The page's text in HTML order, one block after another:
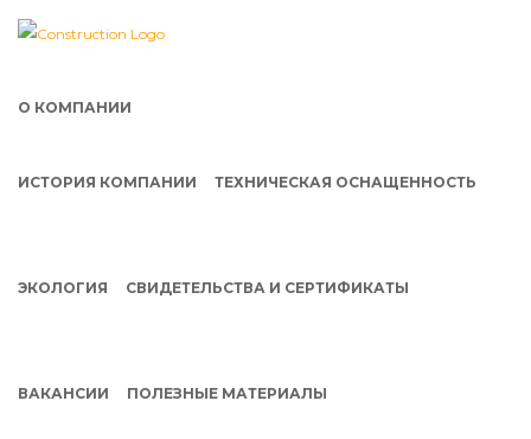
О КОМПАНИИ
ИСТОРИЯ КОМПАНИИ ТЕХНИЧЕСКАЯ ОСНАЩЕННОСТЬ
ЭКОЛОГИЯ СВИДЕТЕЛЬСТВА И СЕРТИФИКАТЫ
ВАКАНСИИ ПОЛЕЗНЫЕ МАТЕРИАЛЫ